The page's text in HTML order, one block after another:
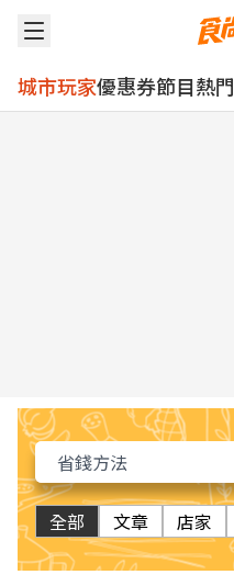
城市玩家優惠券節目熱門
全部 文章 店家